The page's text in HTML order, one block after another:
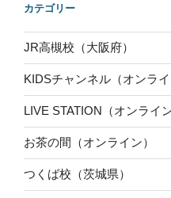
カテゴリー
JR高槻校（大阪府）
KIDSチャンネル（オンライ
LIVE STATION（オンライン
お茶の間（オンライン）
つくば校（茨城県）